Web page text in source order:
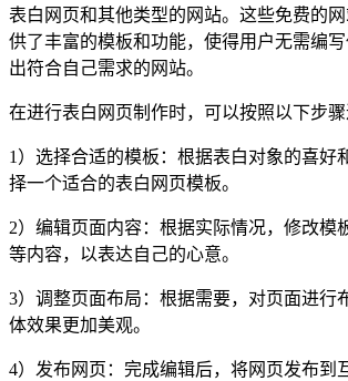
表白网页和其他类型的网站。这些免费的
供了丰富的模板和功能，使得用户无需编
出符合自己需求的网站。
在进行表白网页制作时，可以按照以下步骤
1）选择合适的模板：根据表白对象的喜好
择一个适合的表白网页模板。
2）编辑页面内容：根据实际情况，修改模
等内容，以表达自己的心意。
3）调整页面布局：根据需要，对页面进行
体效果更加美观。
4）发布网页：完成编辑后，将网页发布到